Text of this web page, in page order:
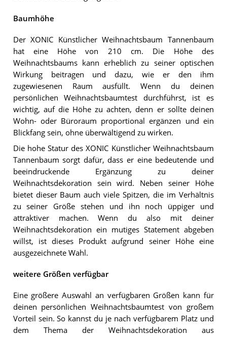
Baumhöhe
Der XONIC Künstlicher Weihnachtsbaum Tannenbaum
hat eine Höhe von 210 cm. Die Höhe des
Weihnachtsbaums kann erheblich zu seiner optischen
Wirkung beitragen und dazu, wie er den ihm
zugewiesenen Raum ausfüllt. Wenn du deinen
persönlichen Weihnachtsbaumtest durchführst, ist es
wichtig, auf die Höhe zu achten, denn er sollte deinen
Wohn- oder Büroraum proportional ergänzen und ein
Blickfang sein, ohne überwältigend zu wirken.
Die hohe Statur des XONIC Künstlicher Weihnachtsbaum
Tannenbaum sorgt dafür, dass er eine bedeutende und
beeindruckende Ergänzung zu deiner
Weihnachtsdekoration sein wird. Neben seiner Höhe
bietet dieser Baum auch viele Spitzen, die im Verhältnis
zu seiner Größe stehen und ihn noch üppiger und
attraktiver machen. Wenn du also mit deiner
Weihnachtsdekoration ein mutiges Statement abgeben
willst, ist dieses Produkt aufgrund seiner Höhe eine
ausgezeichnete Wahl.
weitere Größen verfügbar
Eine größere Auswahl an verfügbaren Größen kann für
deinen persönlichen Weihnachtsbaumtest von großem
Vorteil sein. So kannst du je nach verfügbarem Platz und
dem Thema der Weihnachtsdekoration aus